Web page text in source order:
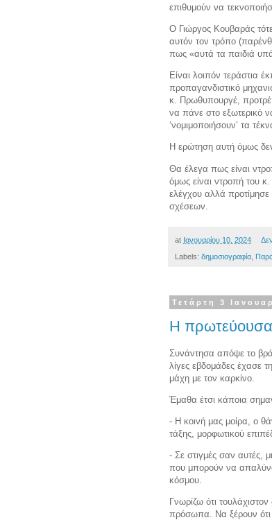
επιθυμούν να
Ο Γιώργος Κουβαράς
αυτόν τον τρόπο
πως «αυτά τα παιδιά
Είναι λοιπόν τεράστια
προπαγανδιστικό
κ. Πρωθυπουργέ,
να πάνε στο εξωτερικό
‘νομιμοποιήσουν’ τα
Η ερώτηση αυτή όμως
Θα έλεγα πως είναι
όμως είναι ντροπή του
ελέγχου αλλά
σχέσεων.
at Ιανουαρίου 10, 2024
Labels: δημοσιογραφία
Τετάρτη 3
Η
Συνάντησα απόψε το
λίγες εβδομάδες έχασε
μάχη με τον καρκίνο.
Έμαθα έτσι κάποια
- Η κοινή μας μοίρα, ο
τάξης, μορφωτικού
- Σε στιγμές σαν αυτές,
που μπορούν να
κόσμου.
Γνωρίζω ότι
πρόσωπα. Να ξέρουν ότι